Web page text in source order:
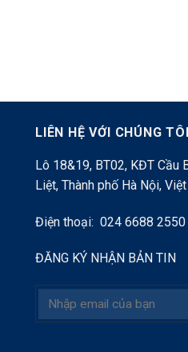
LIÊN HỆ VỚI CHÚNG TÔI
Lô 18&19, BT02, KĐT Cầu
Liệt, Thành phố Hà Nội,
Điện thoại: 024 6688 2550
ĐĂNG KÝ NHẬN BẢN TIN